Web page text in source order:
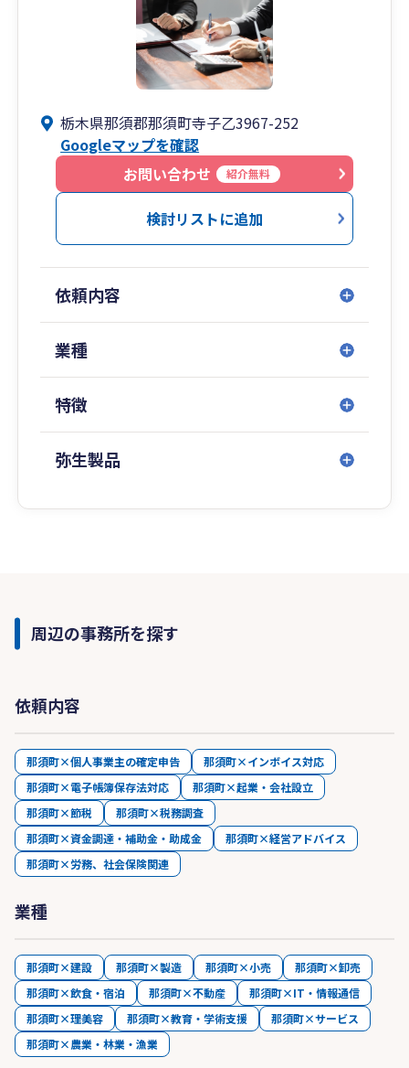
栃木県那須郡那須町寺子乙3967-252
Googleマップを確認
お問い合わせ
紹介無料
検討リストに追加
依頼内容
業種
特徴
弥生製品
周辺の事務所を探す
依頼内容
那須町×個人事業主の確定申告
那須町×インボイス対応
那須町×電子帳簿保存法対応
那須町×起業・会社設立
那須町×節税
那須町×税務調査
那須町×資金調達・補助金・助成金
那須町×経営アドバイス
那須町×労務、社会保険関連
業種
那須町×建設 那須町×製造 那須町×小売
那須町×卸売
那須町×飲食・宿泊
那須町×不動産
那須町×IT・情報通信
那須町×理美容
那須町×教育・学術支援
那須町×サービス
那須町×農業・林業・漁業